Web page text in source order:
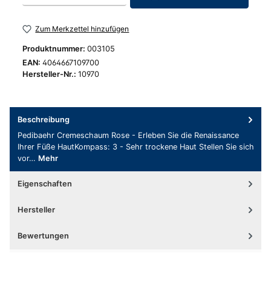
Zum Merkzettel hinzufügen
Produktnummer: 003105
EAN: 4064667109700
Hersteller-Nr.: 10970
Beschreibung
Pedibaehr Cremeschaum Rose - Erleben Sie die Renaissance
Ihrer Füße HautKompass: 3 - Sehr trockene Haut Stellen Sie sich
vor… Mehr
Eigenschaften
Hersteller
Bewertungen